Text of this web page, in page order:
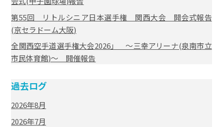
第55回 リトルシニア日本選手権 関西大会 開会式報告
(京セラドーム大阪)
全関西空手道選手権大会2026」 ～三幸アリーナ(泉南市立
市民体育館)～ 開催報告
過去ログ
2026年8月
2026年7月